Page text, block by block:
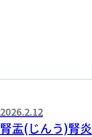
2026.2.12
腎盂(じんう)腎炎